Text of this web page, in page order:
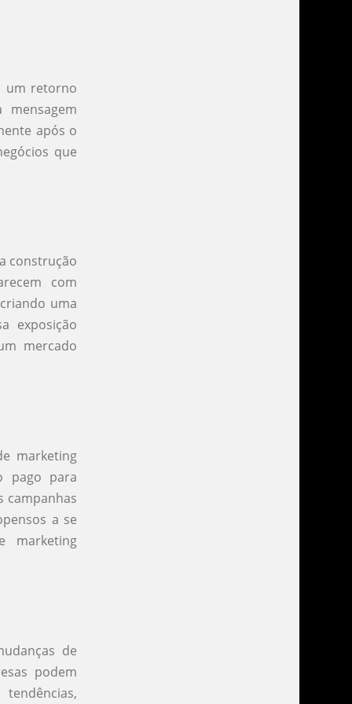
um retorno
após o
que
construção
com
uma
exposição
mercado
marketing
pago para
campanhas
a se
marketing
de
podem